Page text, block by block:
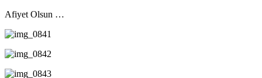
Afiyet Olsun …